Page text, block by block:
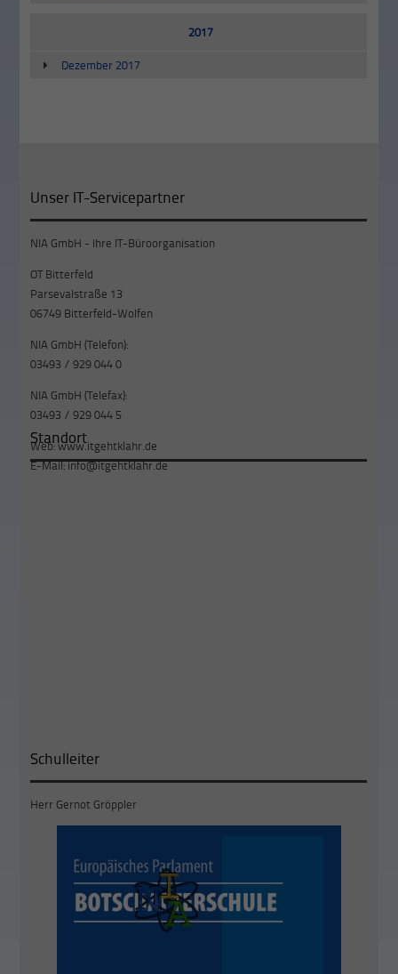
2017
Dezember 2017
Unser IT-Servicepartner
NIA GmbH - Ihre IT-Büroorganisation
OT Bitterfeld
Parsevalstraße 13
06749 Bitterfeld-Wolfen
NIA GmbH (Telefon):
03493 / 929 044 0
NIA GmbH (Telefax):
03493 / 929 044 5
Web:www.itgehtklahr.de
E-Mail:info@itgehtklahr.de
Standort
Schulleiter
Herr Gernot Gröppler